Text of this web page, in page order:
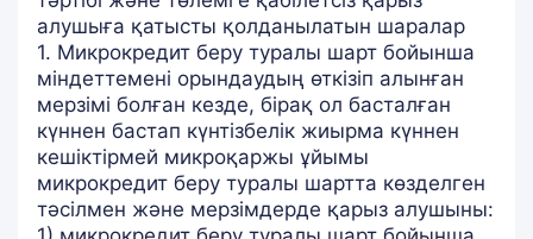
алушыға қатысты қолданылатын шаралар
1. Микрокредит беру туралы шарт бойынша
міндеттемені орындаудың өткізіп алынған
мерзімі болған кезде, бірақ ол басталған
күннен бастап күнтізбелік жиырма күннен
кешіктірмей микроқаржы ұйымы
микрокредит беру туралы шартта көзделген
тәсілмен және мерзімдерде қарыз алушыны: